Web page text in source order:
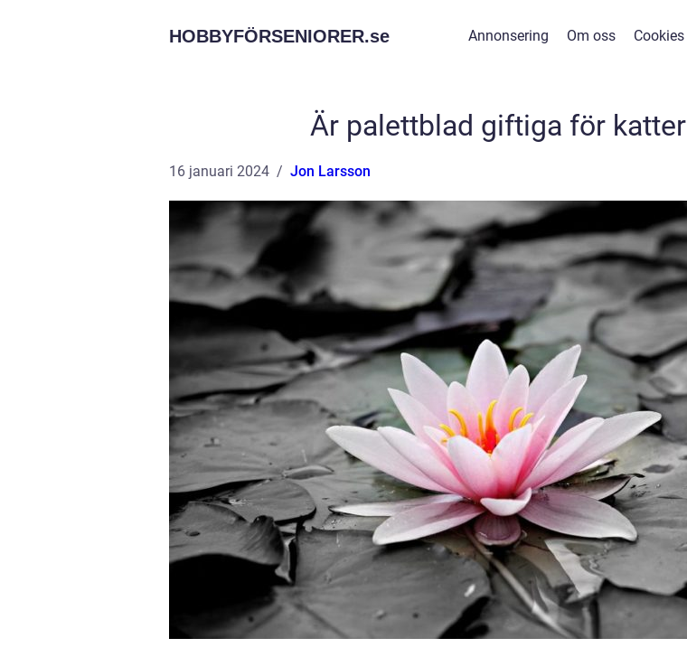
HOBBYFÖRSENIORER.se Annonsering Om oss Cookies
Är palettblad giftiga för katter
16 januari 2024 Jon Larsson